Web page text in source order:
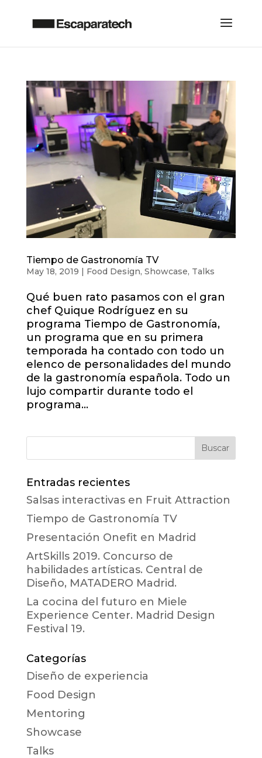
Tiempo de Gastronomía TV
May 18, 2019 | Food Design, Showcase, Talks
Qué buen rato pasamos con el gran
chef Quique Rodríguez en su
programa Tiempo de Gastronomía,
un programa que en su primera
temporada ha contado con todo un
elenco de personalidades del mundo
de la gastronomía española. Todo un
lujo compartir durante todo el
programa...
Entradas recientes
Salsas interactivas en Fruit Attraction
Tiempo de Gastronomía TV
Presentación Onefit en Madrid
ArtSkills 2019. Concurso de
habilidades artísticas. Central de
Diseño, MATADERO Madrid.
La cocina del futuro en Miele
Experience Center. Madrid Design
Festival 19.
Categorías
Diseño de experiencia
Food Design
Mentoring
Showcase
Talks